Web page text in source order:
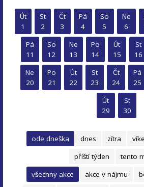
Út
1
St
2
Čt
3
Pá
4
So
5
Ne
6
Pá
11
So
12
Ne
13
Po
14
Út
15
St
16
Ne
20
Po
21
Út
22
St
23
Čt
24
Pá
25
Út
29
St
30
ode dneška dnes zítra
příští týden
tento
všechny akce
akce v nájmu